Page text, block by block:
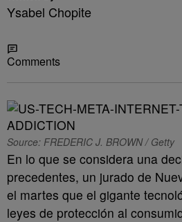
Ysabel Chopite
Comments
Source: FREDERIC J. BROWN / Getty
En lo que se considera una
precedentes, un jurado de
el martes que el gigante
leyes de protección al